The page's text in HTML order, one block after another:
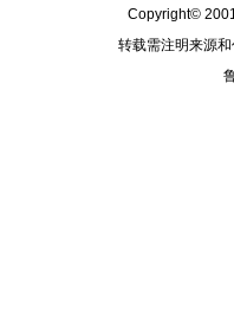
Copyright©
转载需注明来源